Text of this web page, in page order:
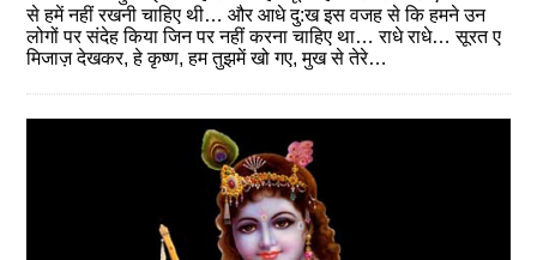
से हमें नहीं रखनी चाहिए थी… और आधे दु:ख इस वजह से कि हमने उन
लोगों पर संदेह किया जिन पर नहीं करना चाहिए था… राधे राधे… सूरत ए
मिजाज़ देखकर, हे कृष्ण, हम तुझमें खो गए, मुख से तेरे…